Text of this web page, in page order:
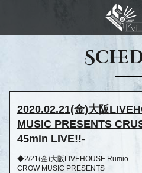
2020.02.21(金)大阪
MUSIC PRESENTS
45min LIVE!!-
◆2/21(金)大阪LIVEHOUSE Rumio
CROW MUSIC PRESENTS